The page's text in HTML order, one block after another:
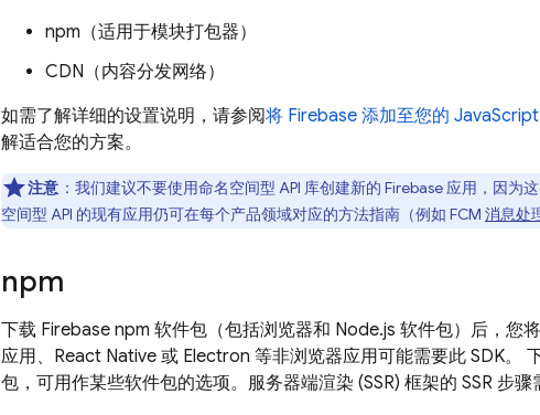
npm（适用于模块打包器）
CDN（内容分发网络）
如需了解详细的设置说明，请参阅将 Firebase 添加至您的
解适合您的方案。
注意 ：我们建议不要使用命名空间型 API 库创建新的 Firebase 应用，因为
空间型 API 的现有应用仍可在每个产品领域对应的方法指南（例如 FCM 消息处
npm
下载 Firebase npm 软件包（包括浏览器和 Node.js 软件包）后，您
应用、React Native 或 Electron 等非浏览器应用可能需要此 SDK。
包，可用作某些软件包的选项。服务器端渲染 (SSR) 框架的 SSR 步骤